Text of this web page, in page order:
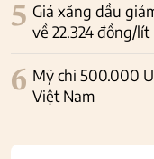
5 Giá xăng dầu
về 22.324 đồng/lít
6 Mỹ chi 500.000
Việt Nam